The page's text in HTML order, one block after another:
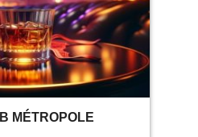
MÉTROPOLE